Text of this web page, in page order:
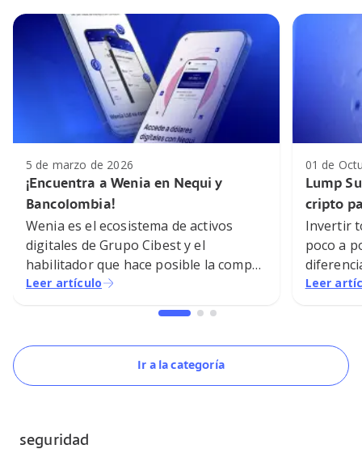
5 de marzo de 2026
¡Encuentra a Wenia en Nequi y
Bancolombia!
Wenia es el ecosistema de activos
digitales de Grupo Cibest y el
habilitador que hace posible la compra
y venta de dólares digitales en Nequi y
Leer artículo
01 de
Lump
cripto
Invertir
poco a
cuenta
Leer
Ir a la categoría
seguridad